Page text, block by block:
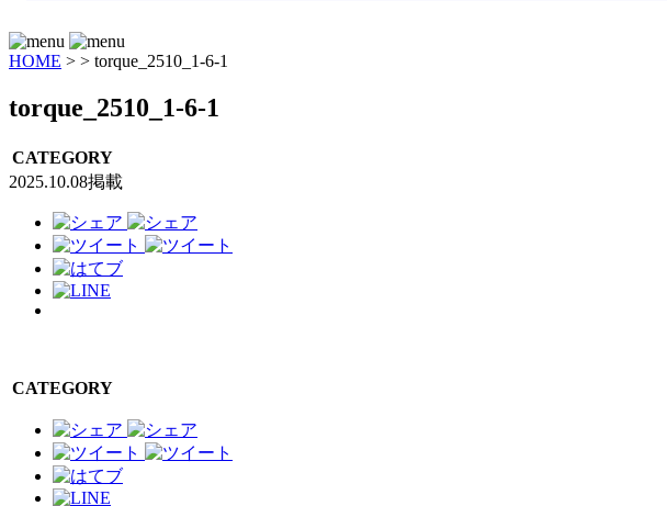
HOME > > torque_2510_1-6-1
torque_2510_1-6-1
CATEGORY
2025.10.08掲載
CATEGORY